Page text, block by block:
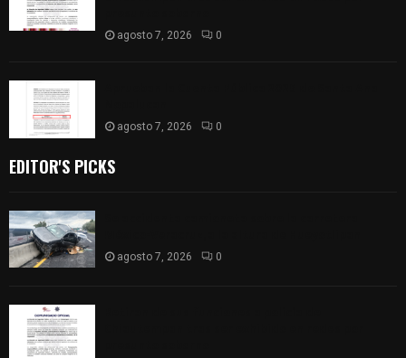
agosto 7, 2026 0
agosto 7, 2026 0
EDITOR'S PICKS
agosto 7, 2026 0